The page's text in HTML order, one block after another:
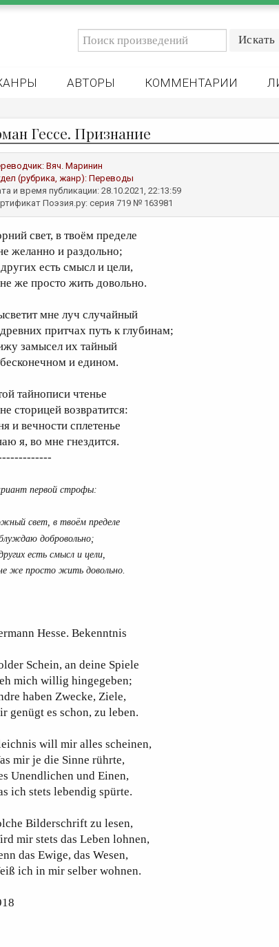
АВТОРЫ КОММЕНТАРИИ
Гессе. Признание
Вяч. Маринин
(рубрика, жанр): Переводы
и время публикации: 28.10.2021, 22:13:59
Поэзия.ру: серия 719 № 163981
свет, в твоём пределе
желанно и раздольно;
есть смысл и цели,
же просто жить довольно.
мне луч случайный
притчах путь к глубинам;
замысел их тайный
и едином.
тайнописи чтенье
сторицей возвратится:
и вечности сплетенье
я, во мне гнездится.
первой строфы:
свет, в твоём пределе
добровольно;
есть смысл и цели,
же просто жить довольно.
Hesse. Bekenntnis
Schein, an deine Spiele
mich willig hingegeben;
haben Zwecke, Ziele,
genügt es schon, zu leben.
will mir alles scheinen,
mir je die Sinne rührte,
Unendlichen und Einen,
ich stets lebendig spürte.
Bilderschrift zu lesen,
mir stets das Leben lohnen,
das Ewige, das Wesen,
ich in mir selber wohnen.